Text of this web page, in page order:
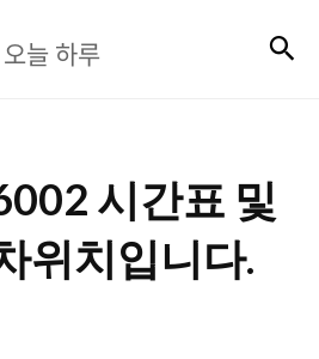
늘
오늘 하루
시간표 및
위치입니다.